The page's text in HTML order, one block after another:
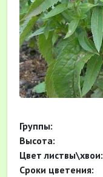
Группы:
Высота:
Цвет листвы\хвои:
Сроки цветения: